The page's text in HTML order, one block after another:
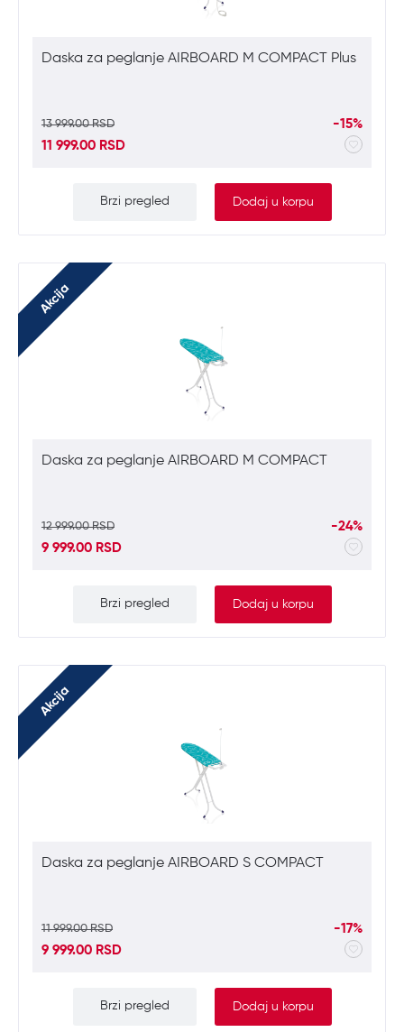
Brzi pregled Dodaj u korpu
Daska za peglanje AIRBOARD M COMPACT Plus
13 999.00 RSD
-15%
11 999.00 RSD
Akcija
Brzi pregled Dodaj u korpu
Daska za peglanje AIRBOARD M COMPACT
12 999.00 RSD
-24%
9 999.00 RSD
Akcija
Brzi pregled Dodaj u korpu
Daska za peglanje AIRBOARD S COMPACT
11 999.00 RSD
-17%
9 999.00 RSD